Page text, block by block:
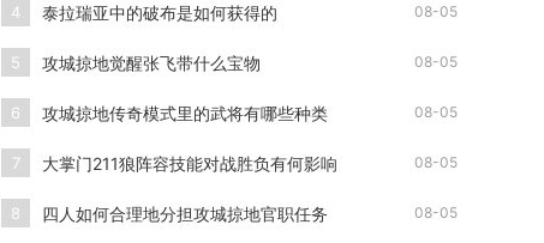
4 泰拉瑞亚中的破布是如何获得的 08-05
5 攻城掠地觉醒张飞带什么宝物 08-05
6 攻城掠地传奇模式里的武将有哪些种类 08-05
7 大掌门211狼阵容技能对战胜负有何影响 08-05
8 四人如何合理地分担攻城掠地官职任务 08-05